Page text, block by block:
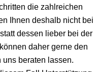
die zahlreichen
Ihnen deshalb nicht bei
dessen lieber bei der
daher gerne den
uns beraten lassen.